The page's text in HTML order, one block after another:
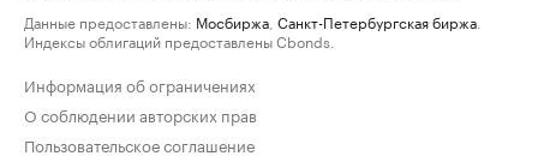
Данные предоставлены: Мосбиржа Санкт-Петербургская биржа
Индексы облигаций предоставлены Cbonds.
Информация об ограничениях
О соблюдении авторских прав
Пользовательское соглашение